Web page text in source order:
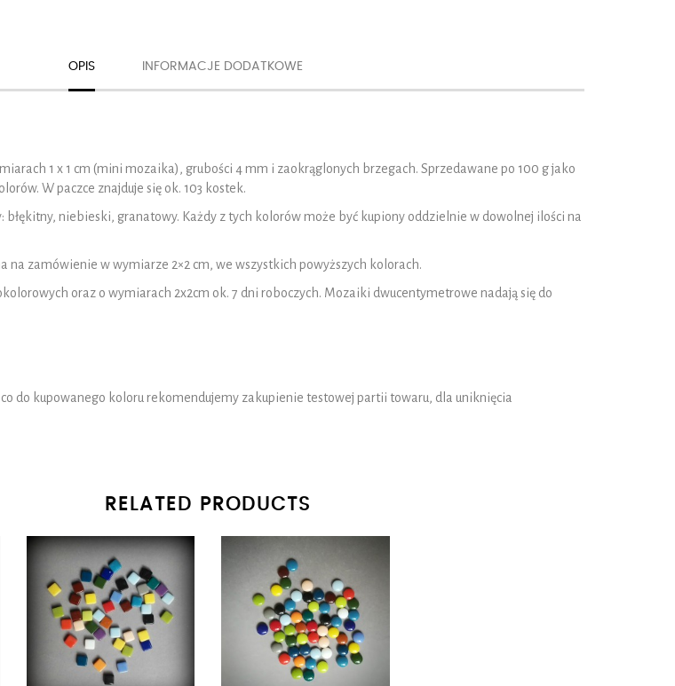
OPIS INFORMACJE DODATKOWE
1 x 1 cm (mini mozaika), grubości 4 mm i zaokrąglonych brzegach. Sprzedawane po 100 g jako
W paczce znajduje się ok. 103 kostek.
błękitny, niebieski, granatowy. Każdy z tych kolorów może być kupiony oddzielnie w dowolnej ilości na
na zamówienie w wymiarze 2×2 cm, we wszystkich powyższych kolorach.
oraz o wymiarach 2x2cm ok. 7 dni roboczych. Mozaiki dwucentymetrowe nadają się do
do kupowanego koloru rekomendujemy zakupienie testowej partii towaru, dla uniknięcia
RELATED PRODUCTS